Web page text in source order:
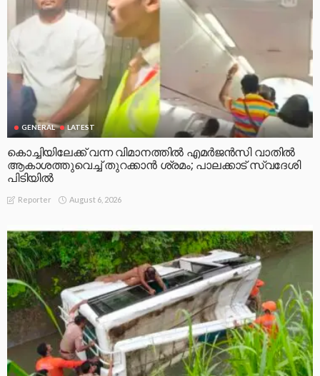
GENERAL LATEST
കൊച്ചിയിലേക്ക് വന്ന വിമാനത്തിൽ എമർജൻസി വാതിൽ
ആകാശത്തുവെച്ച് തുറക്കാൻ ശ്രമം; പാലക്കാട് സ്വദേശി
പിടിയിൽ
Reporter August 6, 2026